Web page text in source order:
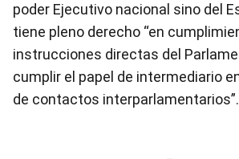
poder Ejecutivo nacional sino del
tiene pleno derecho “en
instrucciones directas del
cumplir el papel de intermediario
de contactos interparlamentarios”.